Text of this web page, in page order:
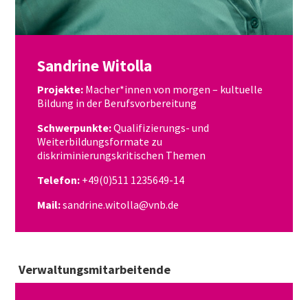
Sandrine Witolla
Projekte: Macher*innen von morgen – kultuelle
Bildung in der Berufsvorbereitung
Schwerpunkte:Qualifizierungs- und
Weiterbildungsformate zu
diskriminierungskritischen Themen
Telefon: +49(0)511 1235649-14
Mail:sandrine.witolla@vnb.de
Verwaltungsmitarbeitende